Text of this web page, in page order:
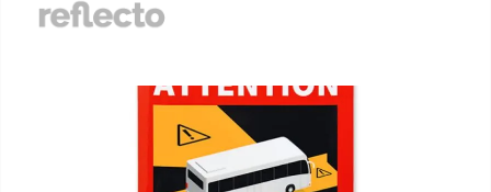
Bildergalerie überspringen